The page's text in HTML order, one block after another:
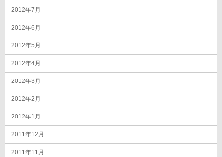
2012年7月
2012年6月
2012年5月
2012年4月
2012年3月
2012年2月
2012年1月
2011年12月
2011年11月